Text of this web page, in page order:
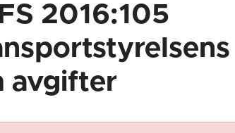
2016:105
avgifter